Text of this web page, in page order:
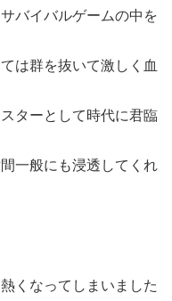
バイバルゲームの中を
は群を抜いて激しく血
ターとして時代に君臨
一般にも浸透してくれ
くなってしまいました